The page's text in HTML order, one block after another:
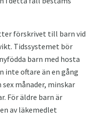
förskrivet till barn vid
Tidssystemet bör
barn med hosta
oftare än en gång
månader, minskar
För äldre barn är
av läkemedlet